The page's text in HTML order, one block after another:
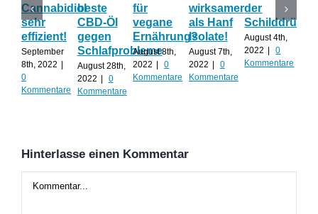
Cannabidiol
sehr
effizient!
September
8th, 2022
0
Kommentare
beste
CBD-Öl
gegen
Schlafprobleme
August 28th,
2022
0
Kommentare
für
vegane
Ernährung?
August 8th,
2022
0
Kommentare
wirksamer
als Hanf
Isolate!
August 7th,
2022
0
Kommentare
der
Schilddrüse
August 4th,
2022
0
Kommentare
Hinterlasse einen Kommentar